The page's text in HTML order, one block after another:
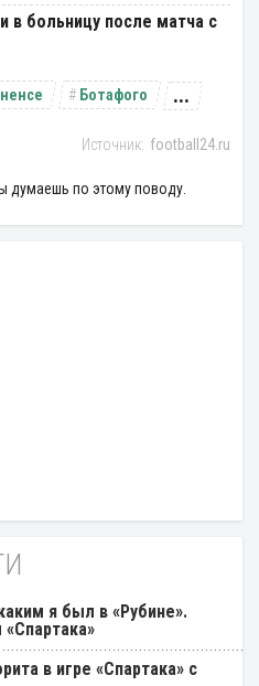
в больницу после матча с
Ботафого ...
football24.ru
думаешь по этому поводу.
я был в «Рубине».
в игре «Спартака» с